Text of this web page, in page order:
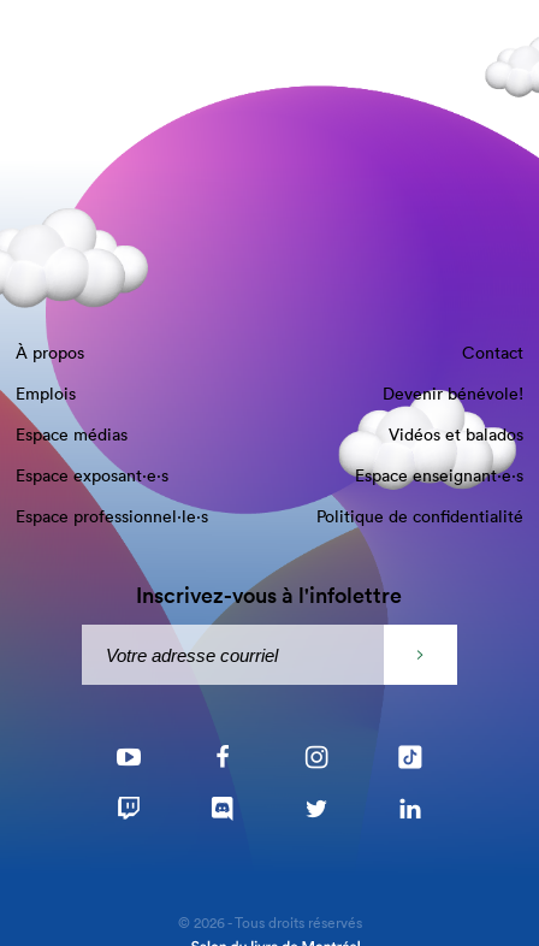
À propos
Contact
Emplois
Devenir bénévole!
Espace médias
Vidéos et balados
Espace exposant·e⋅s
Espace enseignant·e⋅s
Espace professionnel·le⋅s
Politique de confidentialité
Inscrivez-vous à l'infolettre
© 2026 - Tous droits réservés